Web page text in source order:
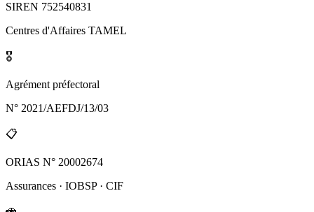
SIREN 752540831
Centres d'Affaires TAMEL
🎖️
Agrément préfectoral
N° 2021/AEFDJ/13/03
📋
ORIAS N° 20002674
Assurances · IOBSP · CIF
🚗